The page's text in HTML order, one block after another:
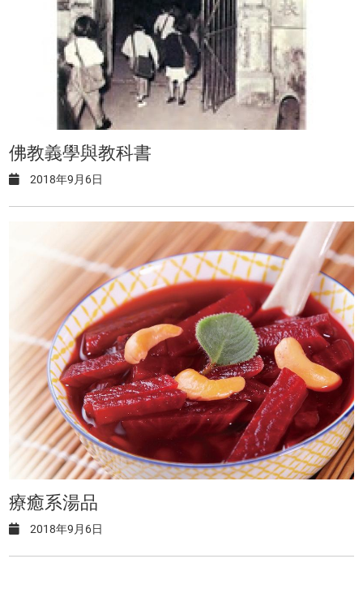
佛教義學與教科書
2018年9月6日
療癒系湯品
2018年9月6日